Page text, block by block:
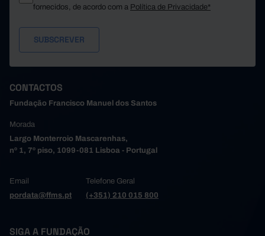
fornecidos, de acordo com a Política de Privacidade*
CONTACTOS
Fundação Francisco Manuel dos Santos
Morada
Largo Monterroio Mascarenhas,
nº 1, 7º piso, 1099-081 Lisboa - Portugal
Email
pordata@ffms.pt
Telefone Geral
(+351) 210 015 800
SIGA A FUNDAÇÃO